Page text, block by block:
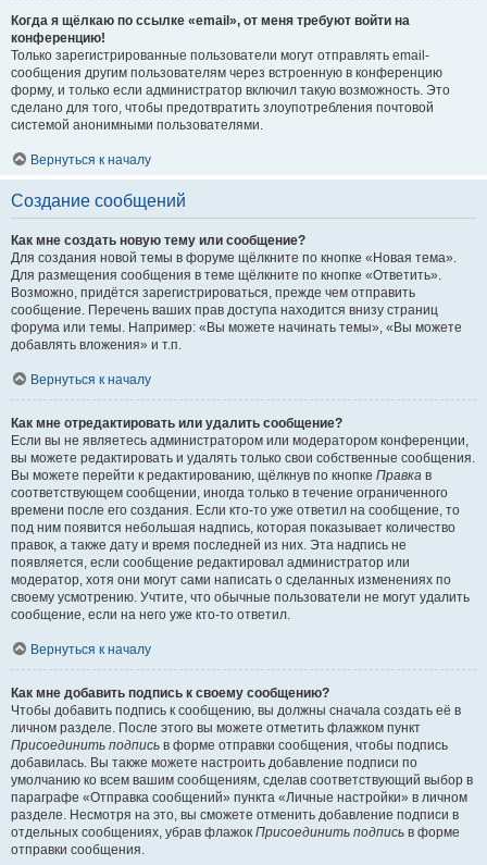
Когда я щёлкаю по ссылке «email», от меня требуют войти на
конференцию!
Только зарегистрированные пользователи могут отправлять email-
сообщения другим пользователям через встроенную в конференцию
форму, и только если администратор включил такую возможность. Это
сделано для того, чтобы предотвратить злоупотребления почтовой
системой анонимными пользователями.
Вернуться к началу
Создание сообщений
Как мне создать новую тему или сообщение?
Для создания новой темы в форуме щёлкните по кнопке «Новая тема».
Для размещения сообщения в теме щёлкните по кнопке «Ответить».
Возможно, придётся зарегистрироваться, прежде чем отправить
сообщение. Перечень ваших прав доступа находится внизу страниц
форума или темы. Например: «Вы можете начинать темы», «Вы можете
добавлять вложения» и т.п.
Вернуться к началу
Как мне отредактировать или удалить сообщение?
Если вы не являетесь администратором или модератором конференции,
вы можете редактировать и удалять только свои собственные сообщения.
Вы можете перейти к редактированию, щёлкнув по кнопке Правка в
соответствующем сообщении, иногда только в течение ограниченного
времени после его создания. Если кто-то уже ответил на сообщение, то
под ним появится небольшая надпись, которая показывает количество
правок, а также дату и время последней из них. Эта надпись не
появляется, если сообщение редактировал администратор или
модератор, хотя они могут сами написать о сделанных изменениях по
своему усмотрению. Учтите, что обычные пользователи не могут удалить
сообщение, если на него уже кто-то ответил.
Вернуться к началу
Как мне добавить подпись к своему сообщению?
Чтобы добавить подпись к сообщению, вы должны сначала создать её в
личном разделе. После этого вы можете отметить флажком пункт
Присоединить подпись в форме отправки сообщения, чтобы подпись
добавилась. Вы также можете настроить добавление подписи по
умолчанию ко всем вашим сообщениям, сделав соответствующий выбор в
параграфе «Отправка сообщений» пункта «Личные настройки» в личном
разделе. Несмотря на это, вы сможете отменить добавление подписи в
отдельных сообщениях, убрав флажок Присоединить подпись в форме
отправки сообщения.